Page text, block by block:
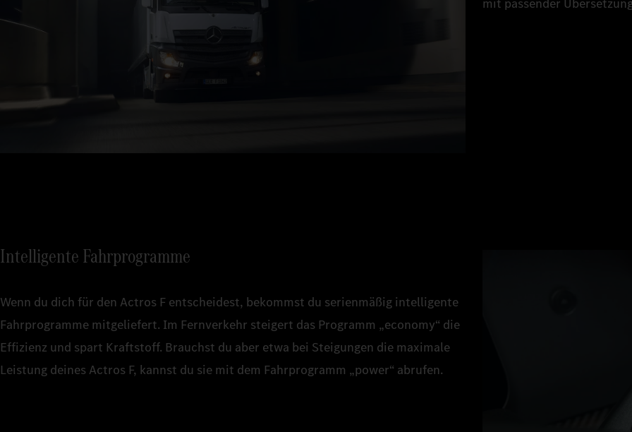
mit passender
Intelligente Fahrprogramme
Wenn du dich für den Actros F entscheidest, bekommst du serienmäßig intelligente
Fahrprogramme mitgeliefert. Im Fernverkehr steigert das Programm „economy“ die
Effizienz und spart Kraftstoff. Brauchst du aber etwa bei Steigungen die maximale
Leistung deines Actros F, kannst du sie mit dem Fahrprogramm „power“ abrufen.